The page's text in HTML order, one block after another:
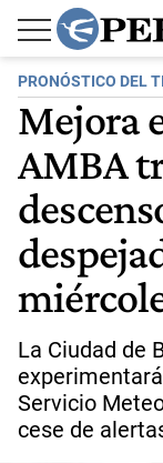
PRONÓSTICO DEL
Mejora
AMBA
La Ciudad de
Servicio
cese de